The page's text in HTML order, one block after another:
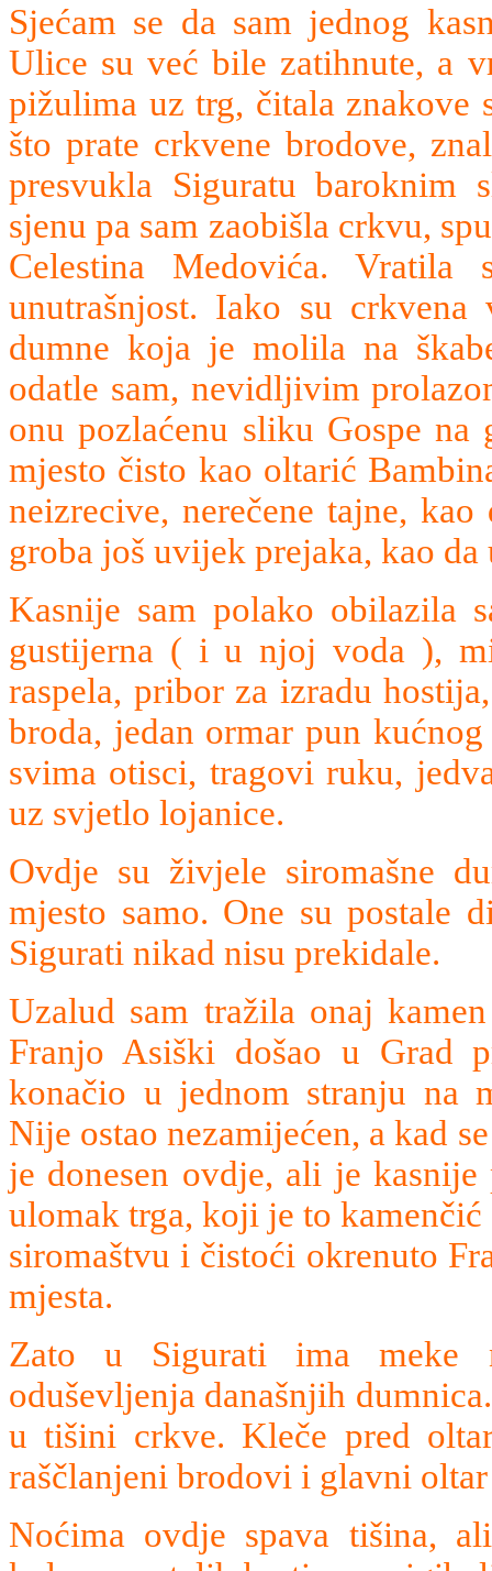
Sjećam se da sam jednog
Ulice su već bile zatihnute, a
pižulima uz trg, čitala znakove
što prate crkvene brodove,
presvukla Siguratu baroknim
sjenu pa sam zaobišla crkvu,
Celestina Medovića.
unutrašnjost. Iako su
dumne koja je molila na
odatle sam, nevidljivim
onu pozlaćenu sliku Gospe
mjesto čisto kao oltarić
neizrecive, nerečene tajne,
groba još uvijek prejaka, kao
Kasnije sam polako obilazila
gustijerna ( i u njoj voda ),
raspela, pribor za izradu
broda, jedan ormar pun
svima otisci, tragovi ruku,
uz svjetlo lojanice.
Ovdje su živjele siromašne
mjesto samo. One su postale
Sigurati nikad nisu prekidale.
Uzalud sam tražila onaj
Franjo Asiški došao u Grad
konačio u jednom stranju na
Nije ostao nezamijećen, a kad
je donesen ovdje, ali je
ulomak trga, koji je to
siromaštvu i čistoći okrenuto
mjesta.
Zato u Sigurati ima meke
oduševljenja današnjih
u tišini crkve. Kleče pred
raščlanjeni brodovi i glavni
Noćima ovdje spava tišina,